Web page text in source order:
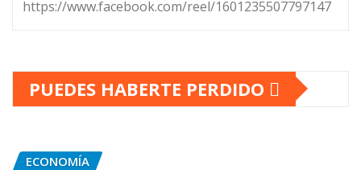
https://www.facebook.com/reel/1601235507797147
PUEDES HABERTE PERDIDO
ECONOMÍA